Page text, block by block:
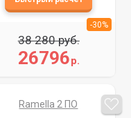
26796р.
38 280 руб.
-30%
Ramella 2 ПО